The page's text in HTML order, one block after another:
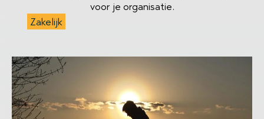
voor je organisatie.
Zakelijk